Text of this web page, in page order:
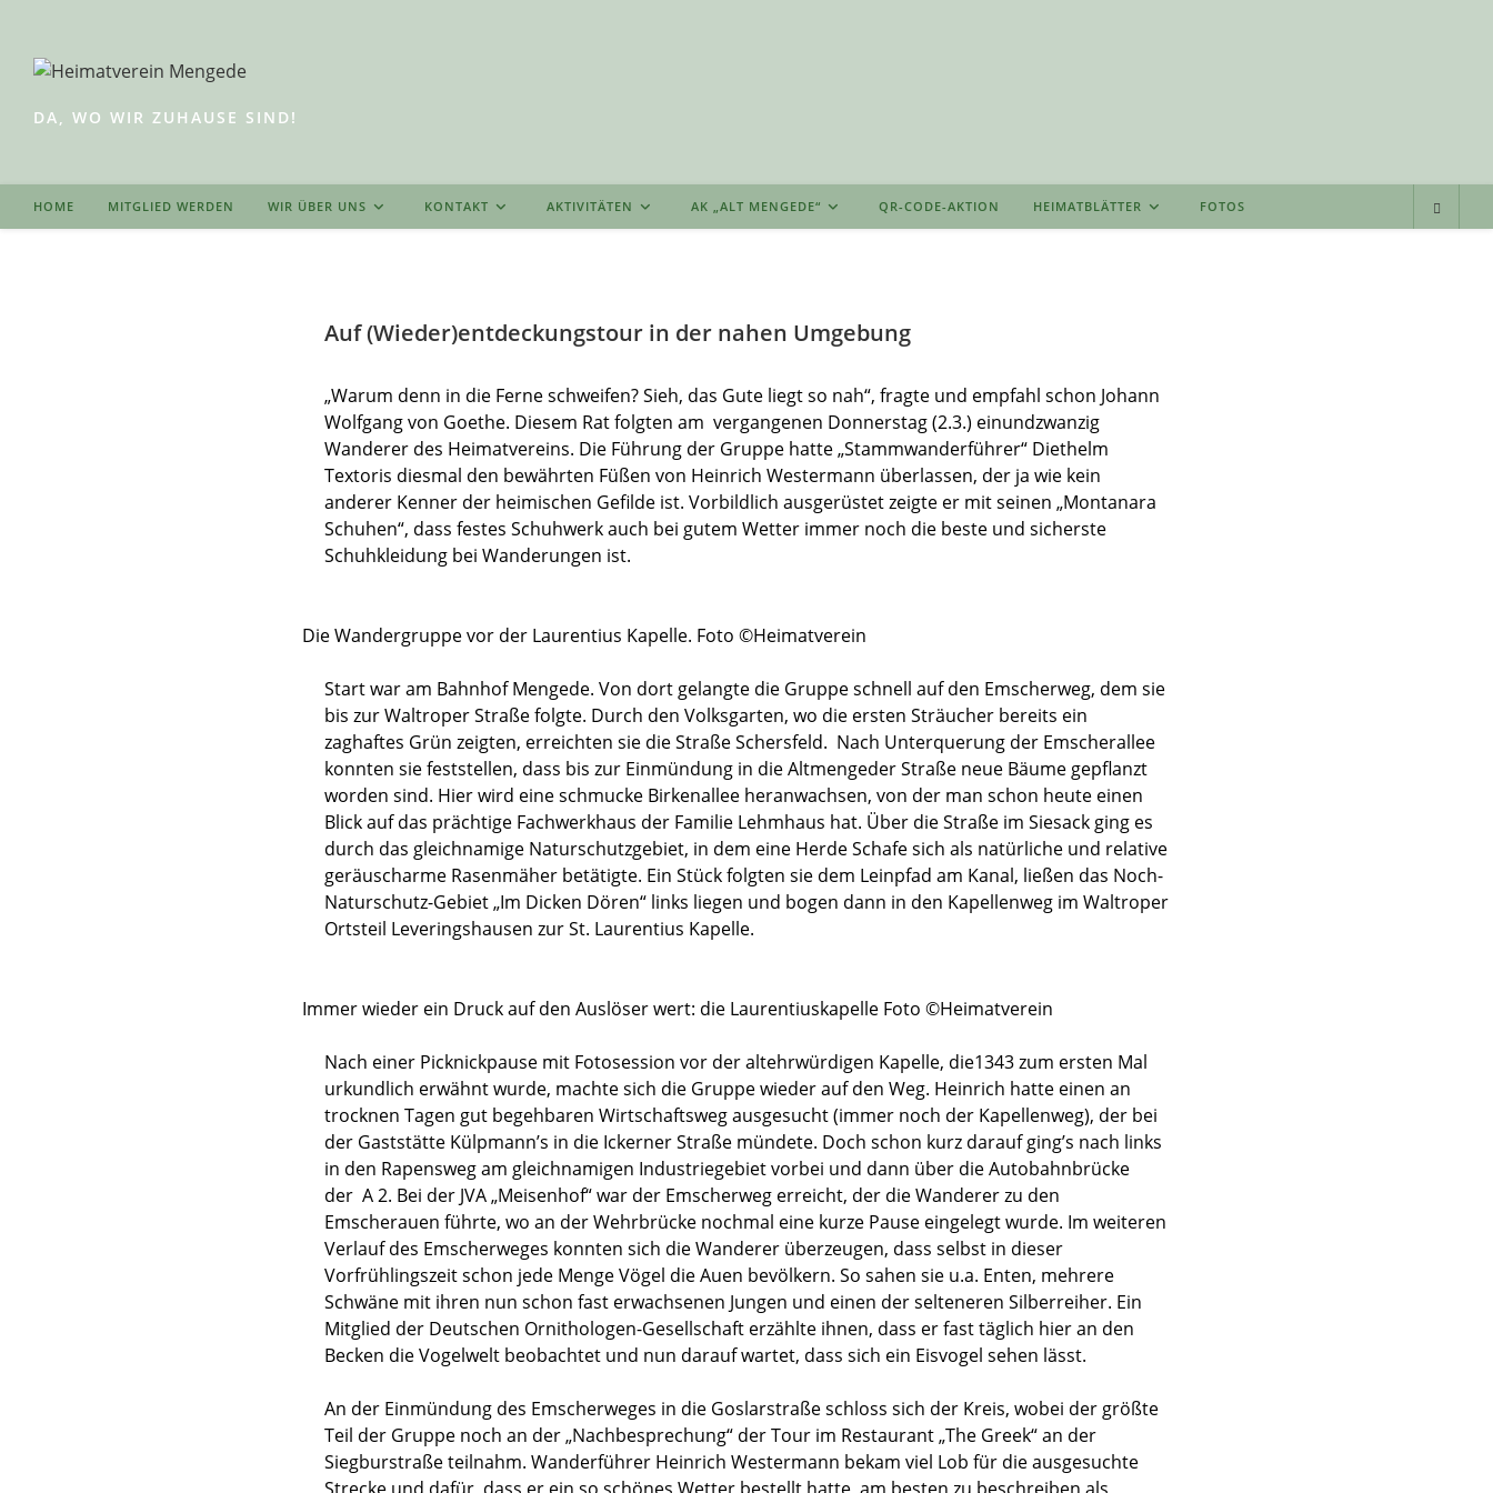
springen
DA, WO WIR ZUHAUSE SIND!
HOME MITGLIED WERDEN WIR ÜBER UNS KONTAKT AKTIVITÄTEN AK „ALT MENGEDE“ QR-CODE-AKTION HEIMATBLÄTTER FOTOS
Auf (Wieder)entdeckungstour in der nahen Umgebung
„Warum denn in die Ferne schweifen? Sieh, das Gute liegt so nah“, fragte und empfahl schon Johann
Wolfgang von Goethe. Diesem Rat folgten am vergangenen Donnerstag (2.3.) einundzwanzig
Wanderer des Heimatvereins. Die Führung der Gruppe hatte „Stammwanderführer“ Diethelm
Textoris diesmal den bewährten Füßen von Heinrich Westermann überlassen, der ja wie kein
anderer Kenner der heimischen Gefilde ist. Vorbildlich ausgerüstet zeigte er mit seinen „Montanara
Schuhen“, dass festes Schuhwerk auch bei gutem Wetter immer noch die beste und sicherste
Schuhkleidung bei Wanderungen ist.
Die Wandergruppe vor der Laurentius Kapelle. Foto ©Heimatverein
Start war am Bahnhof Mengede. Von dort gelangte die Gruppe schnell auf den Emscherweg, dem sie
bis zur Waltroper Straße folgte. Durch den Volksgarten, wo die ersten Sträucher bereits ein
zaghaftes Grün zeigten, erreichten sie die Straße Schersfeld. Nach Unterquerung der Emscherallee
konnten sie feststellen, dass bis zur Einmündung in die Altmengeder Straße neue Bäume gepflanzt
worden sind. Hier wird eine schmucke Birkenallee heranwachsen, von der man schon heute einen
Blick auf das prächtige Fachwerkhaus der Familie Lehmhaus hat. Über die Straße im Siesack ging es
durch das gleichnamige Naturschutzgebiet, in dem eine Herde Schafe sich als natürliche und relative
geräuscharme Rasenmäher betätigte. Ein Stück folgten sie dem Leinpfad am Kanal, ließen das Noch-
Naturschutz-Gebiet „Im Dicken Dören“ links liegen und bogen dann in den Kapellenweg im Waltroper
Ortsteil Leveringshausen zur St. Laurentius Kapelle.
Immer wieder ein Druck auf den Auslöser wert: die Laurentiuskapelle Foto ©Heimatverein
Nach einer Picknickpause mit Fotosession vor der altehrwürdigen Kapelle, die1343 zum ersten Mal
urkundlich erwähnt wurde, machte sich die Gruppe wieder auf den Weg. Heinrich hatte einen an
trocknen Tagen gut begehbaren Wirtschaftsweg ausgesucht (immer noch der Kapellenweg), der bei
der Gaststätte Külpmann’s in die Ickerner Straße mündete. Doch schon kurz darauf ging’s nach links
in den Rapensweg am gleichnamigen Industriegebiet vorbei und dann über die Autobahnbrücke
der A 2. Bei der JVA „Meisenhof“ war der Emscherweg erreicht, der die Wanderer zu den
Emscherauen führte, wo an der Wehrbrücke nochmal eine kurze Pause eingelegt wurde. Im weiteren
Verlauf des Emscherweges konnten sich die Wanderer überzeugen, dass selbst in dieser
Vorfrühlingszeit schon jede Menge Vögel die Auen bevölkern. So sahen sie u.a. Enten, mehrere
Schwäne mit ihren nun schon fast erwachsenen Jungen und einen der selteneren Silberreiher. Ein
Mitglied der Deutschen Ornithologen-Gesellschaft erzählte ihnen, dass er fast täglich hier an den
Becken die Vogelwelt beobachtet und nun darauf wartet, dass sich ein Eisvogel sehen lässt.
An der Einmündung des Emscherweges in die Goslarstraße schloss sich der Kreis, wobei der größte
Teil der Gruppe noch an der „Nachbesprechung“ der Tour im Restaurant „The Greek“ an der
Siegburstraße teilnahm. Wanderführer Heinrich Westermann bekam viel Lob für die ausgesuchte